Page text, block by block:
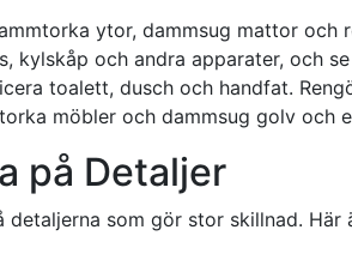
ytor, dammsug mattor och
kylskåp och andra apparater, och
toalett, dusch och handfat.
möbler och dammsug golv och
på Detaljer
detaljerna som gör stor skillnad.